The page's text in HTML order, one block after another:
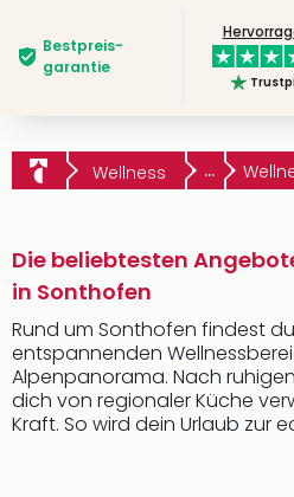
Bestpreis­
garantie
Wellness ...
Die beliebtesten
in Sonthofen
Rund um Sonthofen findest
entspannenden
Alpenpanorama. Nach
dich von regionaler Küche
Kraft. So wird dein Urlaub zur